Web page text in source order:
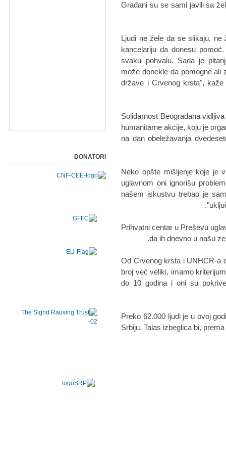
Građani su se sami javili sa
"Ljudi ne žele da se slikaju,
kancelariju da donesu
svaku pohvalu. Sada je
može donekle da pomogne ali
države i Crvenog krsta",
Solidarnost Beograđana
humanitarne akcije, koju je
na dan obeležavanja
"Neko opšte mišljenje koje je
uglavnom oni ignorišu
našem iskustvu trebao je
Prihvatni centar u Preševu
da ih dnevno u našu
"Od Crvenog krsta i UNHCR-a
broj već veliki, imamo
do 10 godina i oni su
Preko 62.000 ljudi je u ovoj
Srbiju. Talas izbeglica bi,
DONATORI